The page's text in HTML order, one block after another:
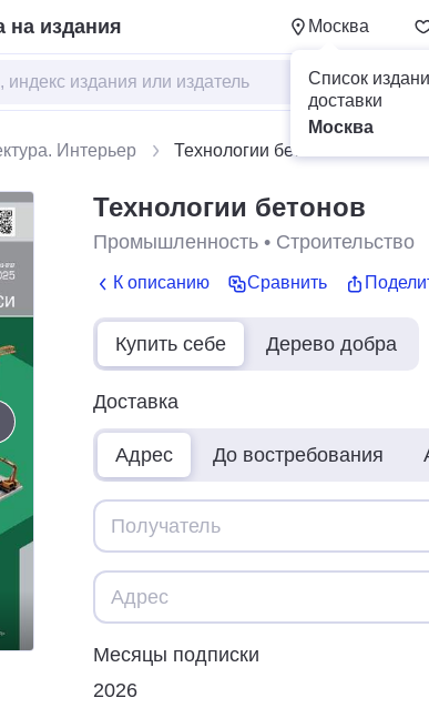
на издания Москва
Список
доставки
Москва
Интерьер Технологии бетонов
Технологии бетонов
Промышленность • Строительство
К описанию Сравнить
Купить себе Дерево добра
Доставка
Адрес До востребования
Месяцы подписки
2026